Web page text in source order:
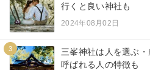
行くと良い神社も
2024年08月02日
3
三峯神社は人を選ぶ
呼ばれる人の特徴も